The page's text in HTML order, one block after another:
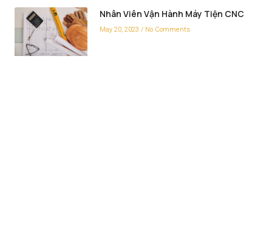
Nhân Viên Vận Hành Máy Tiện CNC
May 20, 2023 No Comments